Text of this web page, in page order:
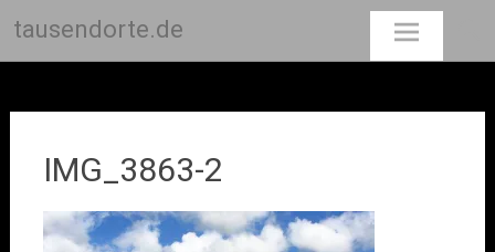
tausendorte.de
IMG_3863-2